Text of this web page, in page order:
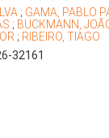
; GAMA, PABLO
; BUCKMANN,
; RIBEIRO, TIAGO
32161